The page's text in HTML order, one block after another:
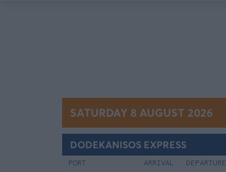
SATURDAY 8 AUGUST 2026
DODEKANISOS EXPRESS
PORT ARRIVAL DEPARTURE